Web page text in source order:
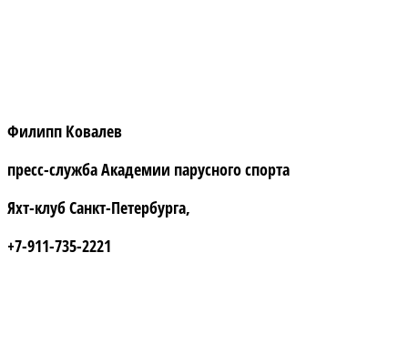
Филипп Ковалев
пресс-служба Академии парусного спорта
Яхт-клуб Санкт-Петербурга,
+7-911-735-2221